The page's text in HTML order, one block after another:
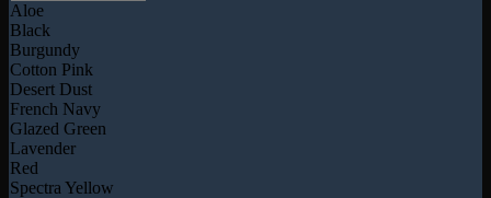
Aloe
Black
Burgundy
Cotton Pink
Desert Dust
French Navy
Glazed Green
Lavender
Red
Spectra Yellow